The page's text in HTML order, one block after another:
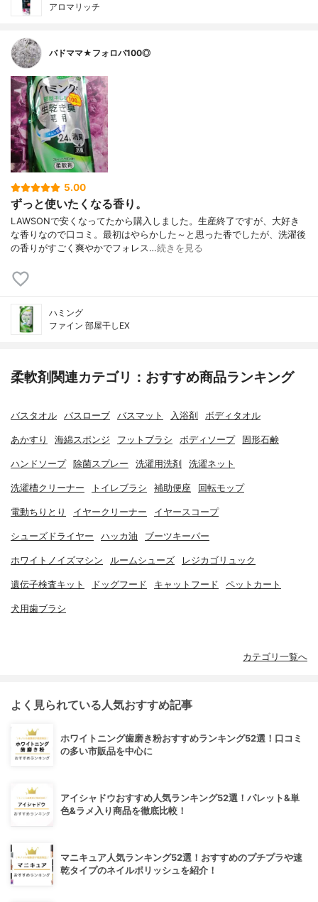
アロマリッチ
バドママ★フォロバ100◎
5.00
ずっと使いたくなる香り。
LAWSONで安くなってたから購入しました。生産終了ですが、大好き
な香りなので口コミ。最初はやらかした～と思った香でしたが、洗濯後
の香りがすごく爽やかでフォレス…続きを見る
ハミング
ファイン 部屋干しEX
柔軟剤関連カテゴリ：おすすめ商品ランキング
バスタオル バスローブ バスマット 入浴剤 ボディタオル
あかすり 海綿スポンジ フットブラシ ボディソープ 固形石鹸
ハンドソープ 除菌スプレー 洗濯用洗剤 洗濯ネット
洗濯槽クリーナー トイレブラシ 補助便座 回転モップ
電動ちりとり イヤークリーナー イヤースコープ
シューズドライヤー ハッカ油 ブーツキーパー
ホワイトノイズマシン ルームシューズ レジカゴリュック
遺伝子検査キット ドッグフード キャットフード ペットカート
犬用歯ブラシ
カテゴリ一覧へ
よく見られている人気おすすめ記事
ホワイトニング歯磨き粉おすすめランキング52選！口コミ
の多い市販品を中心に
アイシャドウおすすめ人気ランキング52選！パレット&単
色&ラメ入り商品を徹底比較！
マニキュア人気ランキング52選！おすすめのプチプラや速
乾タイプのネイルポリッシュを紹介！